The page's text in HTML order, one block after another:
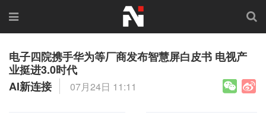
电子四院携手华为等厂商发布智慧屏白皮书 电视产
业挺进3.0时代
AI新连接
07月24日 11:11